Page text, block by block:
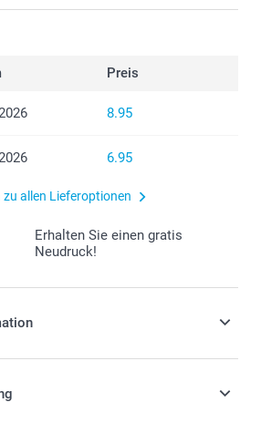
Preis
8.95
6.95
allen Lieferoptionen
Erhalten Sie einen gratis
Neudruck!
sich in Schweizer Franken (CHF) inkl.